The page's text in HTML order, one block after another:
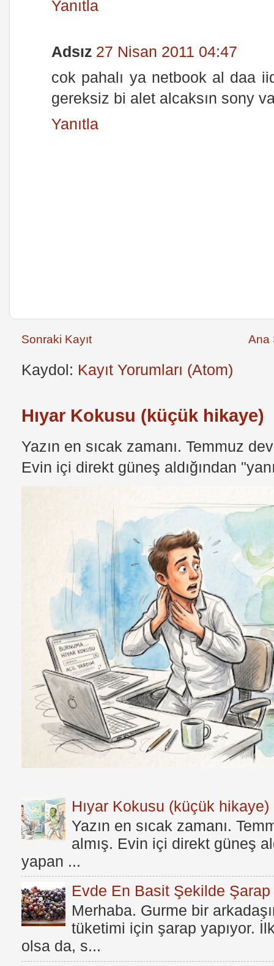
Yanıtla
Adsız 27 Nisan 2011 04:47
cok pahalı ya netbook al daa
gereksiz bi alet alcaksın sony
Yanıtla
Sonraki Kayıt Ana
Kaydol: Kayıt Yorumları (Atom)
Hıyar Kokusu (küçük hikaye)
Yazın en sıcak zamanı. Temmuz
Evin içi direkt güneş aldığından
Hıyar Kokusu (küçük hikaye)
Yazın en sıcak zamanı.
almış. Evin içi direkt güneş
yapan ...
Evde En Basit Şekilde Şarap
Merhaba. Gurme bir
tüketimi için şarap yapıyor.
olsa da, s...